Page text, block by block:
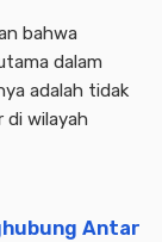
bahwa
dalam
adalah tidak
di wilayah
Antar